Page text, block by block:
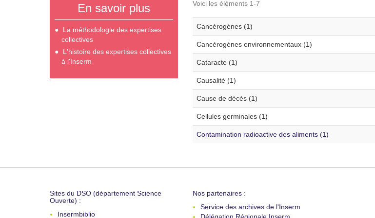
En savoir plus
La méthodologie des expertises
collectives
L'histoire des expertises collectives
à l'Inserm
Voici les éléments 1-7
Cancérogènes (1)
Cancérogènes environnementaux (1)
Cataracte (1)
Causalité (1)
Cause de décès (1)
Cellules germinales (1)
Contamination radioactive des aliments (1)
Sites du DSO (département Science
Ouverte) :
Insermbiblio
Nos partenaires :
Service des archives de l'Inserm